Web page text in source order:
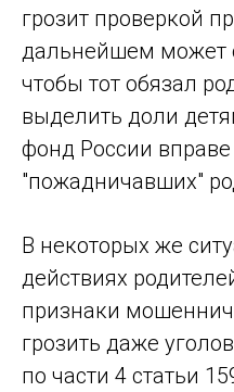
грозит проверкой
дальнейшем может
чтобы тот обязал
выделить доли
фонд России вправе
"пожадничавших"
В некоторых же
действиях
признаки
грозить даже
по части 4 статьи